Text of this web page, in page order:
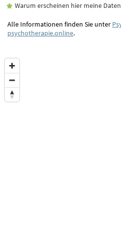
Warum erscheinen hier meine
Alle Informationen finden Sie unter
psychotherapie.online.